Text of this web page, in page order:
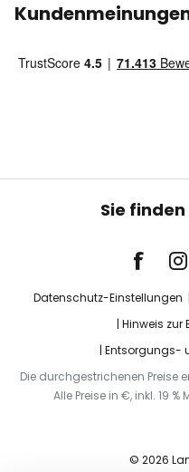
Sie
Datenschutz-Einstellungen
Hinweis zur
Entsorgungs-
Die durchgestrichenen Preise
Alle Preise in €, inkl. 19
© 2026